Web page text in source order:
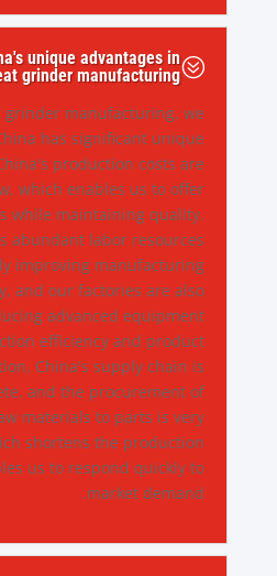
?
unique advantages in
grinder manufacturing?
grinder manufacturing, we
has significant unique
production costs are
which enables us to offer
while maintaining quality.
abundant labor resources
improving manufacturing
and our factories are also
advanced equipment
efficiency and product
China's supply chain is
and the procurement of
materials to parts is very
shortens the production
us to respond quickly to
market demand.